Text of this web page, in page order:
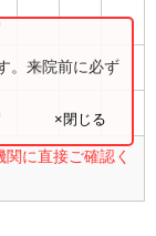
●
に直接ご確認く
。来院前に必ず
×閉じる